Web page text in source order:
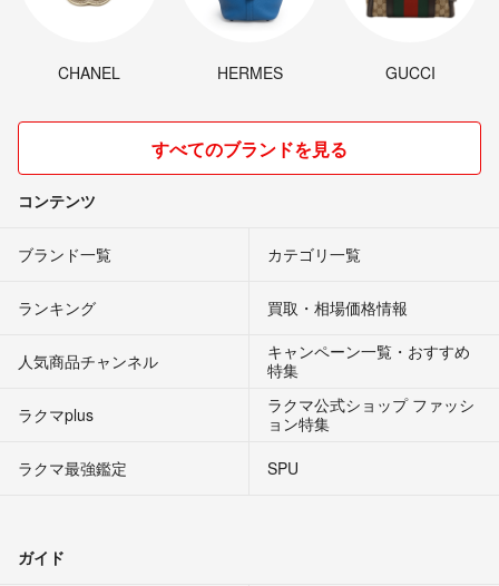
CHANEL HERMES GUCCI
すべてのブランドを見る
コンテンツ
ブランド一覧 カテゴリ一覧
ランキング 買取・相場価格情報
人気商品チャンネル
キャンペーン一覧・おすすめ
特集
ラクマplus
ラクマ公式ショップ ファッシ
ョン特集
ラクマ最強鑑定
SPU
ガイド